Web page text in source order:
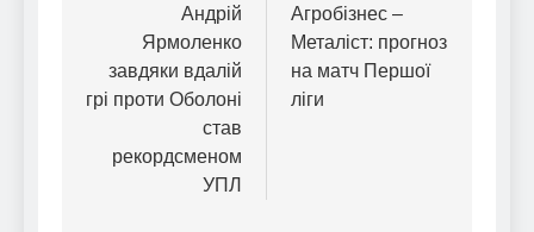
записівАндрій
Ярмоленко
завдяки вдалій
грі проти Оболоні
став
рекордсменом
УПЛ
Агробізнес –
Металіст: прогноз
на матч Першої
ліги